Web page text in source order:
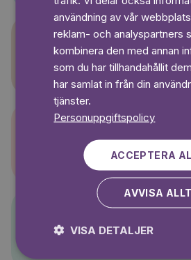
Sagasagor
Super-Charlie
Pelle Svanslös
användning av vår
reklam- och analyspartners
kombinera den med annan
som du har tillhandahållit
har samlat in från din
tjänster.
Personuppgiftspolicy
ACCEPTERA
AVVISA ALLT
VISA DETALJER